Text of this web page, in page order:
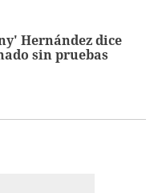
Hernández dice
sin pruebas